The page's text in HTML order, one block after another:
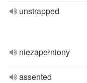
unstrapped
niezapełniony
assented